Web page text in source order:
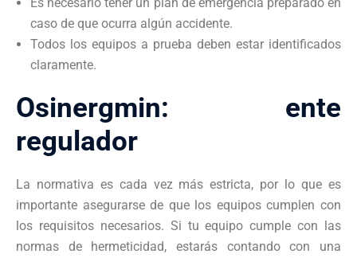
caso de que ocurra algún accidente.
Todos los equipos a prueba deben estar identificados
claramente.
Osinergmin: ente
regulador
La normativa es cada vez más estricta, por lo que es
importante asegurarse de que los equipos cumplen con
los requisitos necesarios. Si tu equipo cumple con las
normas de hermeticidad, estarás contando con una